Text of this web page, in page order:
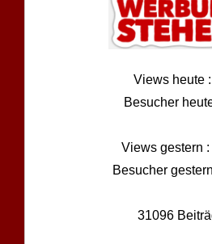
Views heute
Besucher
Views gestern
Besucher
31096